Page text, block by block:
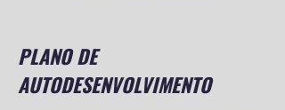
PLANO DE
AUTODESENVOLVIMENTO